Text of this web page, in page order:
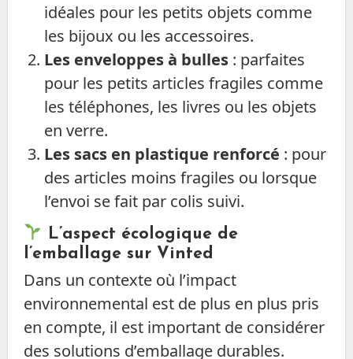
idéales pour les petits objets comme
les bijoux ou les accessoires.
Les enveloppes à bulles: parfaites
pour les petits articles fragiles comme
les téléphones, les livres ou les objets
en verre.
Les sacs en plastique renforcé : pour
des articles moins fragiles ou lorsque
l’envoi se fait par colis suivi.
L’aspect écologique de
l’emballage sur Vinted
Dans un contexte où l’impact
environnemental est de plus en plus pris
en compte, il est important de considérer
des solutions d’emballage durables.